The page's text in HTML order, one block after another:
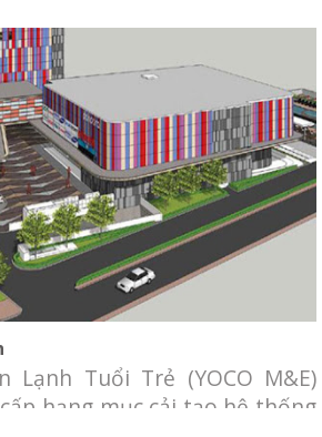
đầu tư: KHANH HOLDINGS
Lương Bằng, Tân Phú,
Minh. Qui mô: 5.800m2 Hạng
Lạnh Tuổi Trẻ (YOCO M&E)
hạng mục cải tạo hệ thống